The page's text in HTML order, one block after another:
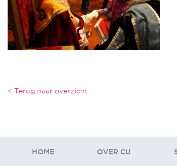
< Terug naar overzicht
HOME OVER CU